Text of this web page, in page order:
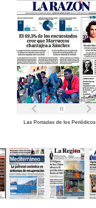
Las Portadas de los Periódicos